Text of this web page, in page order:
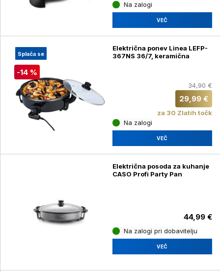
Na zalogi
VEČ
Splača se
-14 %
Električna ponev Linea LEFP-
367NS 36/7, keramična
34,90 €
29,99 €
za 30 Zlatih točk
Na zalogi
VEČ
Električna posoda za kuhanje
CASO Profi Party Pan
44,99 €
Na zalogi pri dobavitelju
VEČ